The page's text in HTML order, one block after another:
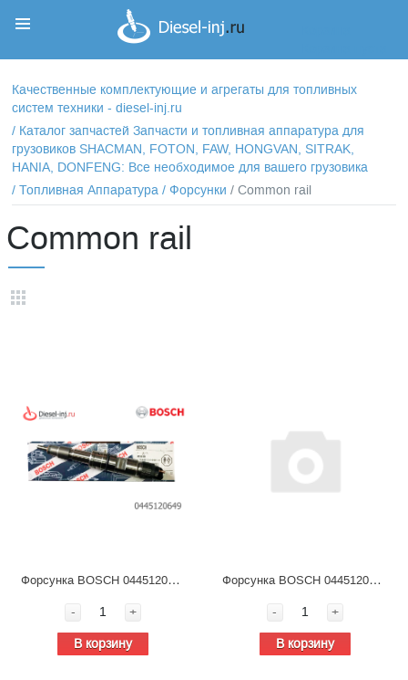
Качественные комплектующие и агрегаты для топливных
систем техники - diesel-inj.ru
/ Каталог запчастей Запчасти и топливная аппаратура для
грузовиков SHACMAN, FOTON, FAW, HONGVAN, SITRAK,
HANIA, DONFENG: Все необходимое для вашего грузовика
/Топливная Аппаратура /Форсунки / Common rail
Common rail
Форсунка BOSCH 0445120649, Shacman (Shaanxi) · X3000, топливная для дизельных двигателей
-
+
В корзину
Форсунка BOSCH 0445120376, 00903-00104, топливная для дизельных двигателей
-
+
В корзину